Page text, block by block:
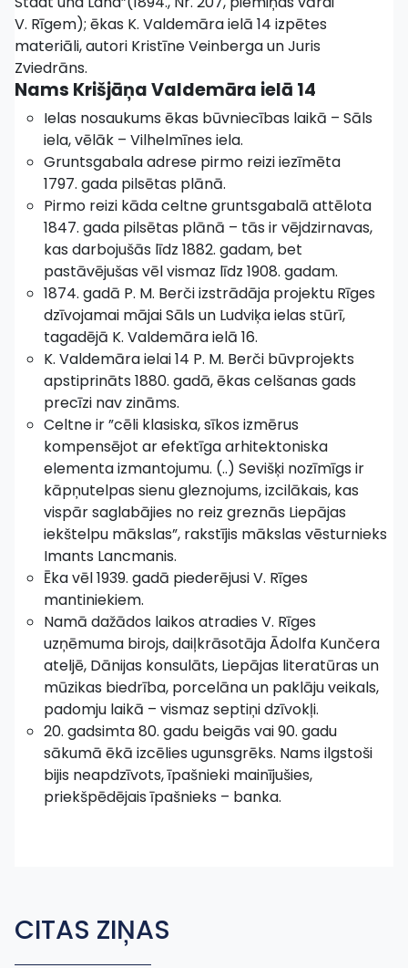
V. Rīgem); ēkas K. Valdemāra ielā 14 izpētes
materiāli, autori Kristīne Veinberga un Juris
Zviedrāns.
Nams Krišjāņa Valdemāra ielā 14
Ielas nosaukums ēkas būvniecības laikā – Sāls
iela, vēlāk – Vilhelmīnes iela.
Gruntsgabala adrese pirmo reizi iezīmēta
1797. gada pilsētas plānā.
Pirmo reizi kāda celtne gruntsgabalā attēlota
1847. gada pilsētas plānā – tās ir vējdzirnavas,
kas darbojušās līdz 1882. gadam, bet
pastāvējušas vēl vismaz līdz 1908. gadam.
1874. gadā P. M. Berči izstrādāja projektu Rīges
dzīvojamai mājai Sāls un Ludviķa ielas stūrī,
tagadējā K. Valdemāra ielā 16.
K. Valdemāra ielai 14 P. M. Berči būvprojekts
apstiprināts 1880. gadā, ēkas celšanas gads
precīzi nav zināms.
Celtne ir ”cēli klasiska, sīkos izmērus
kompensējot ar efektīga arhitektoniska
elementa izmantojumu. (..) Sevišķi nozīmīgs ir
kāpņutelpas sienu gleznojums, izcilākais, kas
vispār saglabājies no reiz greznās Liepājas
iekštelpu mākslas”, rakstījis mākslas vēsturnieks
Imants Lancmanis.
Ēka vēl 1939. gadā piederējusi V. Rīges
mantiniekiem.
Namā dažādos laikos atradies V. Rīges
uzņēmuma birojs, daiļkrāsotāja Ādolfa Kunčera
ateljē, Dānijas konsulāts, Liepājas literatūras un
mūzikas biedrība, porcelāna un paklāju veikals,
padomju laikā – vismaz septiņi dzīvokļi.
20. gadsimta 80. gadu beigās vai 90. gadu
sākumā ēkā izcēlies ugunsgrēks. Nams ilgstoši
bijis neapdzīvots, īpašnieki mainījušies,
priekšpēdējais īpašnieks – banka.
CITAS ZIŅAS